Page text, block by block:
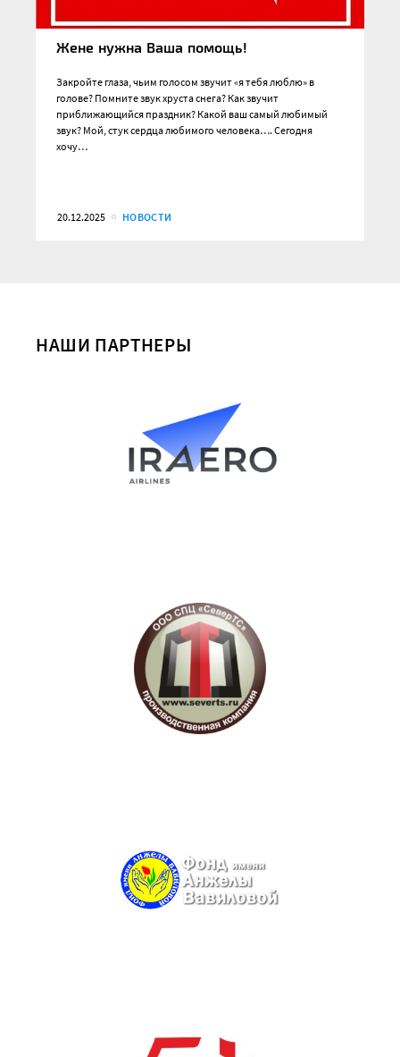
Жене нужна Ваша помощь!
Закройте глаза, чьим голосом звучит «я тебя люблю» в
голове? Помните звук хруста снега? Как звучит
приближающийся праздник? Какой ваш самый любимый
звук? Мой, стук сердца любимого человека…. Сегодня
хочу…
20.12.2025 НОВОСТИ
НАШИ ПАРТНЕРЫ